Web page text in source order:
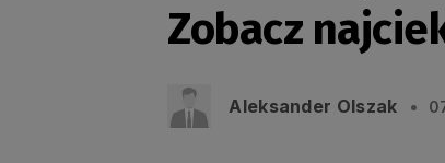
Zobacz
Aleksander Olszak